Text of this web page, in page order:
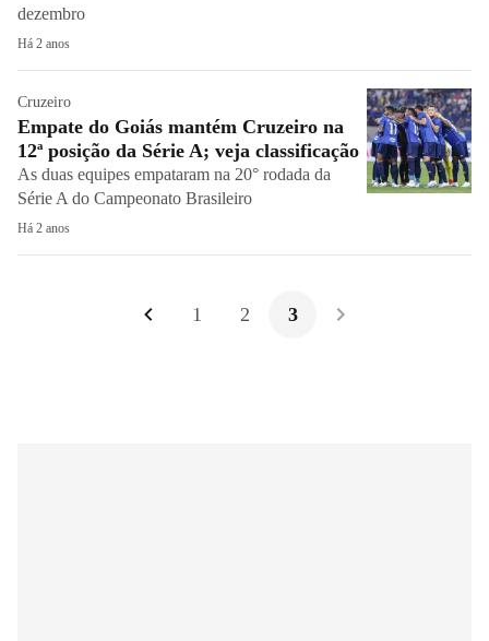
dezembro
Há 2 anos
Cruzeiro
Empate do Goiás mantém Cruzeiro na
12ª posição da Série A; veja classificação
As duas equipes empataram na 20° rodada da
Série A do Campeonato Brasileiro
Há 2 anos
1 2 3